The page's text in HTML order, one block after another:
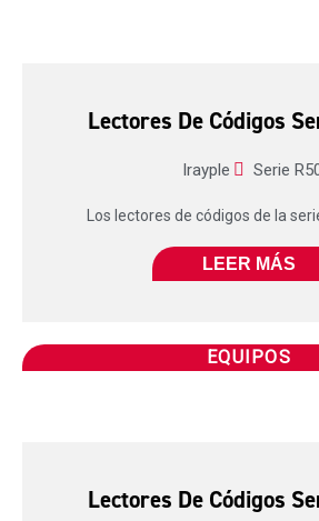
Lectores De Códigos
Irayple Serie
Los lectores de códigos de la
LEER MÁS
EQUIPOS
Lectores De Códigos